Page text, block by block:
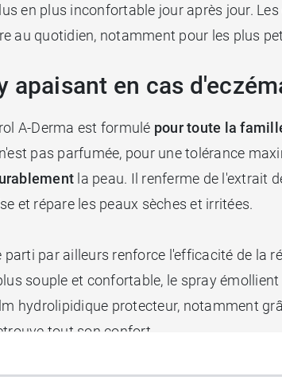
en plus inconfortable jour après jour.
au quotidien, notamment pour les plus
apaisant en cas
A-Derma est formulé pour toute la
pas parfumée, pour une tolérance
la peau. Il renferme de l'extrait
et répare les peaux sèches et irritées.
par ailleurs renforce l'efficacité de la
souple et confortable, le spray
hydrolipidique protecteur, notamment
tout son confort.